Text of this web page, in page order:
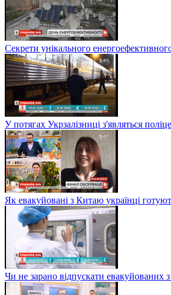
Секрети унікального
У потягах Укрзалізниці з'являться
Як евакуйовані з Китаю українці
Чи не зарано відпускати евакуйованих